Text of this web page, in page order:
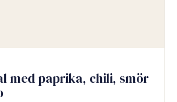
med paprika, chili, smör